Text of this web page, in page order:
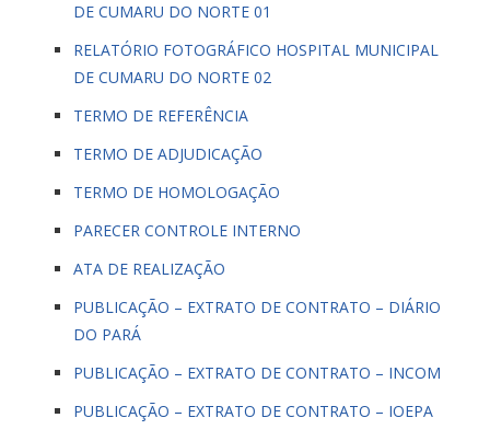
DE CUMARU DO NORTE 01
RELATÓRIO FOTOGRÁFICO HOSPITAL MUNICIPAL
DE CUMARU DO NORTE 02
TERMO DE REFERÊNCIA
TERMO DE ADJUDICAÇÃO
TERMO DE HOMOLOGAÇÃO
PARECER CONTROLE INTERNO
ATA DE REALIZAÇÃO
PUBLICAÇÃO – EXTRATO DE CONTRATO – DIÁRIO
DO PARÁ
PUBLICAÇÃO – EXTRATO DE CONTRATO – INCOM
PUBLICAÇÃO – EXTRATO DE CONTRATO – IOEPA